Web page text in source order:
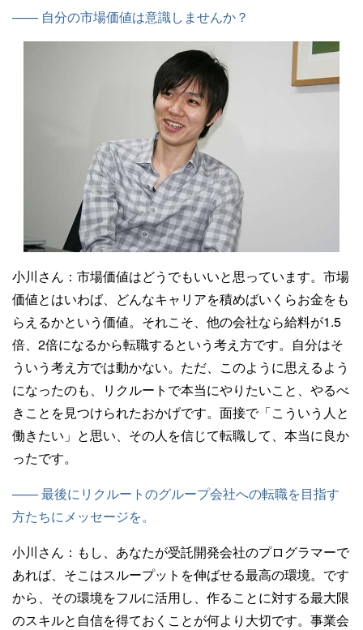
—— 自分の市場価値は意識しませんか？
小川さん： 市場価値はどうでもいいと思っています。市場
価値とはいわば、どんなキャリアを積めばいくらお金をも
らえるかという価値。それこそ、他の会社なら給料が1.5
倍、2倍になるから転職するという考え方です。自分はそ
ういう考え方では動かない。ただ、このように思えるよう
になったのも、リクルートで本当にやりたいこと、やるべ
きことを見つけられたおかげです。面接で「こういう人と
働きたい」と思い、その人を信じて転職して、本当に良か
ったです。
—— 最後にリクルートのグループ会社への転職を目指す
方たちにメッセージを。
小川さん： もし、あなたが受託開発会社のプログラマーで
あれば、そこはスループットを伸ばせる最高の環境。です
から、その環境をフルに活用し、作ることに対する最大限
のスキルと自信を得ておくことが何より大切です。事業会